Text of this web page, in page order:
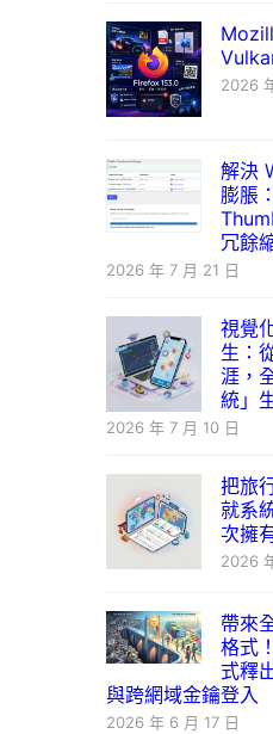
2026
解決
膨脹
冗餘
2026 年 7 月 21 日
視覺
生：
涯，
統」
2026 年 7 月 10 日
把旅
就系
次擁
2026
帶來
格式
式釋
與跨網域金鑰登入
2026 年 6 月 17 日